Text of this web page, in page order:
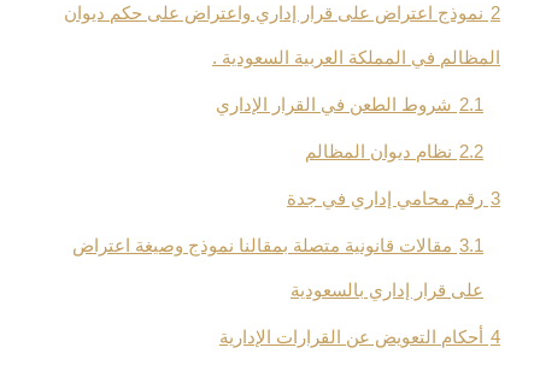
2 نموذج اعتراض على قرار إداري واعتراض على حكم ديوان
المظالم في المملكة العربية السعودية .
2.1 شروط الطعن في القرار الإداري
2.2 نظام ديوان المظالم
3 رقم محامي إداري في جدة
3.1 مقالات قانونية متصلة بمقالنا نموذج وصيغة اعتراض
على قرار إداري بالسعودية
4 أحكام التعويض عن القرارات الإدارية